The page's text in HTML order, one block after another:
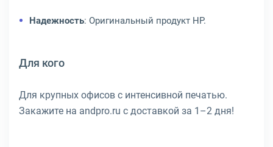
Надежность: Оригинальный продукт HP.
Для кого
Для крупных офисов с интенсивной печатью.
Закажите на andpro.ru с доставкой за 1–2 дня!